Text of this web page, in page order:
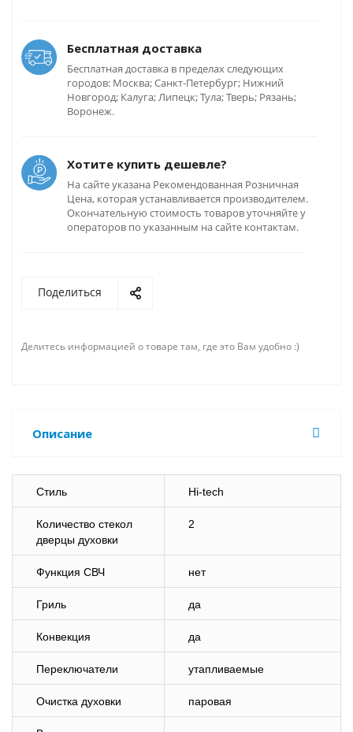
Бесплатная доставка
Бесплатная доставка в пределах следующих
городов: Москва; Санкт-Петербург; Нижний
Новгород; Калуга; Липецк; Тула; Тверь; Рязань;
Воронеж.
Хотите купить дешевле?
На сайте указана Рекомендованная Розничная
Цена, которая устанавливается производителем.
Окончательную стоимость товаров уточняйте у
операторов по указанным на сайте контактам.
Поделиться
Делитесь информацией о товаре там, где это Вам удобно :)
Описание
Стиль Hi-tech
Количество стекол
дверцы духовки
2
Функция СВЧ нет
Гриль да
Конвекция да
Переключатели утапливаемые
Очистка духовки паровая